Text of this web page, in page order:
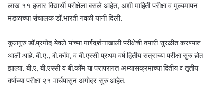
लाख ११ हजार विद्यार्थी परीक्षेला बसले आहेत, अशी माहिती परीक्षा व मुल्यमापन
मंडळाच्या संचालक डॉ.भारती गवळी यांनी दिली.
कुलगुरु डॉ.प्रमोद येवले यांच्या मार्गदर्शनाखाली परीक्षेची तयारी सुरळीत करण्यात
आली आहे. बी.ए., बी.कॉम, व बी.एस्सी प्रथम वर्ष द्वितीय सत्राच्या परीक्षा सुरु होत
झाल्या. बी.ए, बी.एस्सी व बी.कॉम या परापरागत अभ्यासक्रमाच्या द्वितीय व तृतीय
वर्षांच्या परीक्षा २१ मार्चपासून अगोदर सुरु आहेत.